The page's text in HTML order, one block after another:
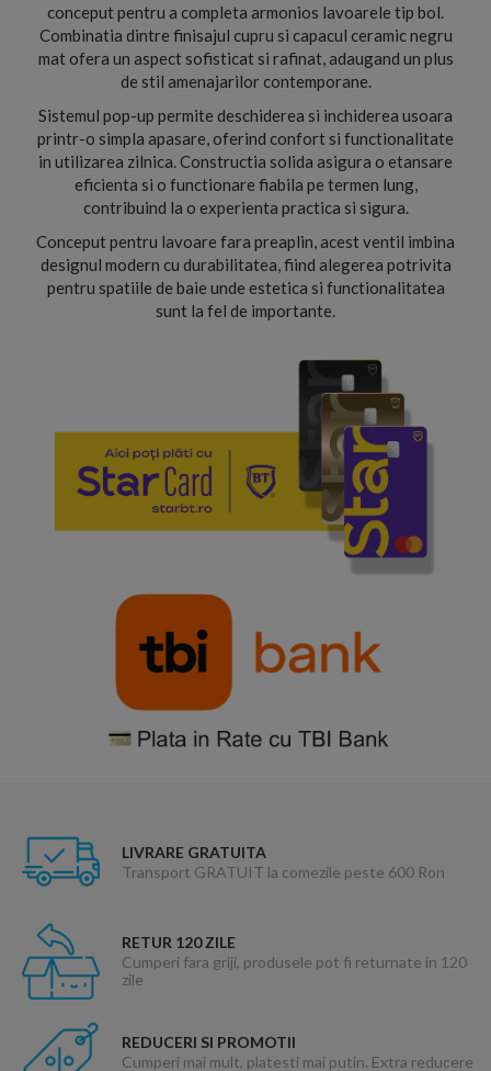
conceput pentru a completa armonios lavoarele tip bol.
Combinatia dintre finisajul cupru si capacul ceramic negru
mat ofera un aspect sofisticat si rafinat, adaugand un plus
de stil amenajarilor contemporane.
Sistemul pop-up permite deschiderea si inchiderea usoara
printr-o simpla apasare, oferind confort si functionalitate
in utilizarea zilnica. Constructia solida asigura o etansare
eficienta si o functionare fiabila pe termen lung,
contribuind la o experienta practica si sigura.
Conceput pentru lavoare fara preaplin, acest ventil imbina
designul modern cu durabilitatea, fiind alegerea potrivita
pentru spatiile de baie unde estetica si functionalitatea
sunt la fel de importante.
LIVRARE GRATUITA
Transport GRATUIT la comezile peste 600 Ron
RETUR 120 ZILE
Cumperi fara griji, produsele pot fi returnate in 120
zile
REDUCERI SI PROMOTII
Cumperi mai mult, platesti mai putin. Extra reducere